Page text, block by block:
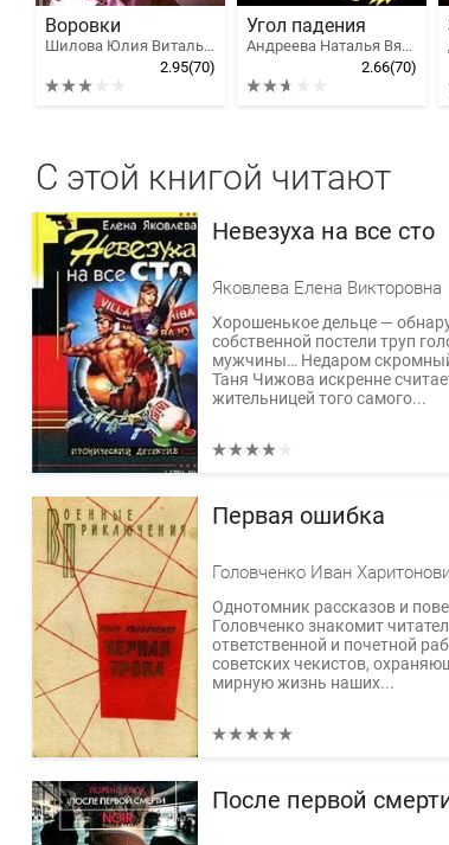
Воровки
Шилова Юлия Витальевна
2.95(70)
Угол падения
Андреева Наталья Вячеславовна
2.66(70)
С этой книгой читают
Невезуха на все сто
Яковлева Елена Викторовна
Хорошенькое дельце —
собственной постели труп
мужчины… Недаром
Таня Чижова искренне
жительницей того самого...
Первая ошибка
Головченко Иван
Однотомник рассказов и
Головченко знакомит
ответственной и почетной
советских чекистов,
мирную жизнь наших...
После первой